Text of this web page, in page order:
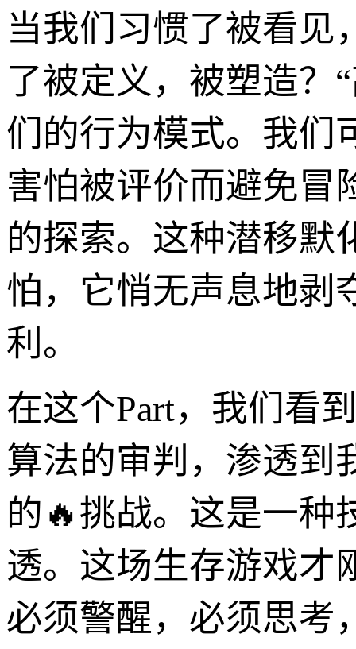
当我们习惯了被看见
了被定义，被塑造？
们的行为模式。我们
害怕被评价而避免冒
的探索。这种潜移默
怕，它悄无声息地剥
利。
在这个Part，我们看
算法的审判，渗透到
的🔥挑战。这是一种
透。这场生存游戏才
必须警醒，必须思考